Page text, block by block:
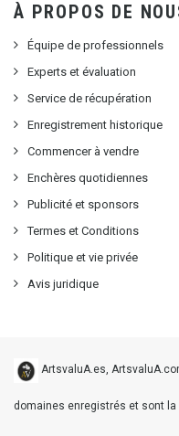
À PROPOS DE
Équipe de professionnels
Experts et évaluation
Service de récupération
Enregistrement historique
Commencer à vendre
Enchères quotidiennes
Publicité et sponsors
Termes et Conditions
Politique et vie privée
Avis juridique
ArtsvaluA.es,
domaines enregistrés et sont la